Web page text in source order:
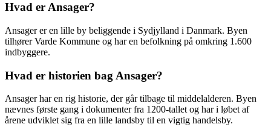
Hvad er Ansager?
Ansager er en lille by beliggende i Sydjylland i Danmark. Byen
tilhører Varde Kommune og har en befolkning på omkring 1.600
indbyggere.
Hvad er historien bag Ansager?
Ansager har en rig historie, der går tilbage til middelalderen. Byen
nævnes første gang i dokumenter fra 1200-tallet og har i løbet af
årene udviklet sig fra en lille landsby til en vigtig handelsby.